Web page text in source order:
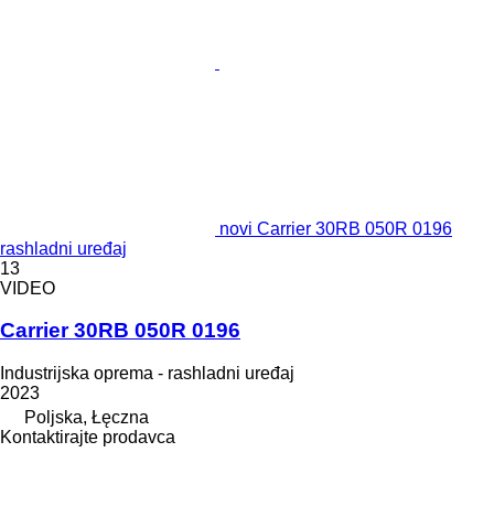
novi Carrier 30RB 050R 0196
rashladni uređaj
13
VIDEO
Carrier 30RB 050R 0196
Industrijska oprema - rashladni uređaj
2023
Poljska, Łęczna
Kontaktirajte prodavca